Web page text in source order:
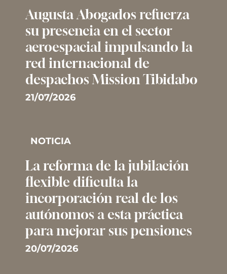
Augusta Abogados refuerza
su presencia en el sector
aeroespacial impulsando la
red internacional de
despachos Mission Tibidabo
21/07/2026
NOTICIA
La reforma de la jubilación
flexible dificulta la
incorporación real de los
autónomos a esta práctica
para mejorar sus pensiones
20/07/2026